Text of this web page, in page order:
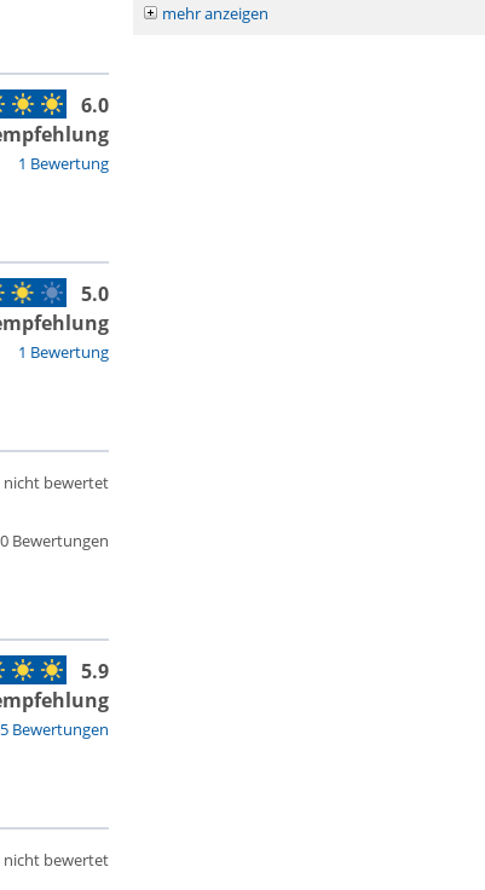
1 Bewertung
6.0
1 Bewertung
5.0
0 Bewertungen
nicht bewertet
Bewertungen
5.9
nicht bewertet
mehr anzeigen